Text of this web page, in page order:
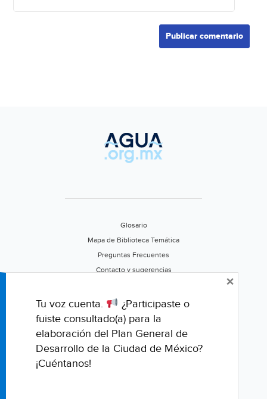
Glosario
Mapa de Biblioteca Temática
Preguntas Frecuentes
Contacto y sugerencias
Califica este portal
Tu voz cuenta.
¿Participaste o
fuiste consultado(a) para la
elaboración del Plan General de
Desarrollo de la Ciudad de México?
¡Cuéntanos!
×